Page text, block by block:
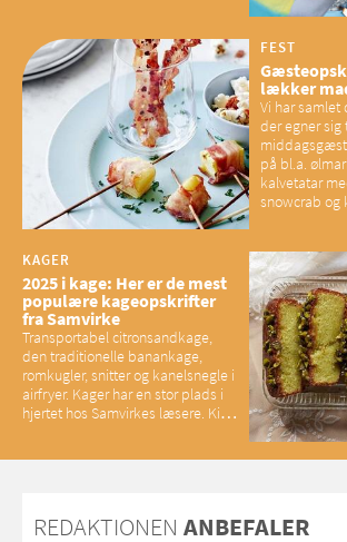
have konsekvenser for vores
sociale fællesskaber
FEST
lækker
Vi har
der egner
på bl.a. ølmarineret
kalvetatar
snowcrab og
KAGER
2025 i kage: Her er de mest
populære kageopskrifter
fra Samvirke
Transportabel citronsandkage,
den traditionelle banankage,
romkugler, snitter og kanelsnegle i
airfryer. Kager har en stor plads i
hjertet hos Samvirkes læsere. Kig
REDAKTIONEN ANBEFALER